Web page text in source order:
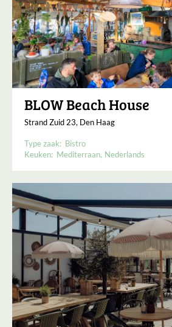
BLOW Beach House
Strand Zuid 23, Den Haag
Type zaak: Bistro
Keuken: Mediterraan Nederlands